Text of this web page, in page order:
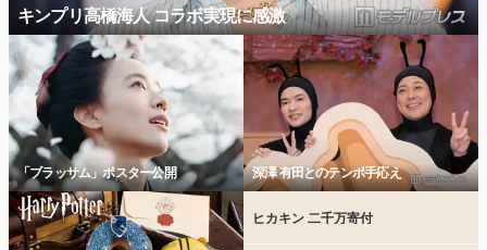
キンプリ高橋海人 コラボ実現に感激
「ブラッサム」ポスター公開 深澤 有田とのテンポ手応え
ヒカキン 二千万寄付